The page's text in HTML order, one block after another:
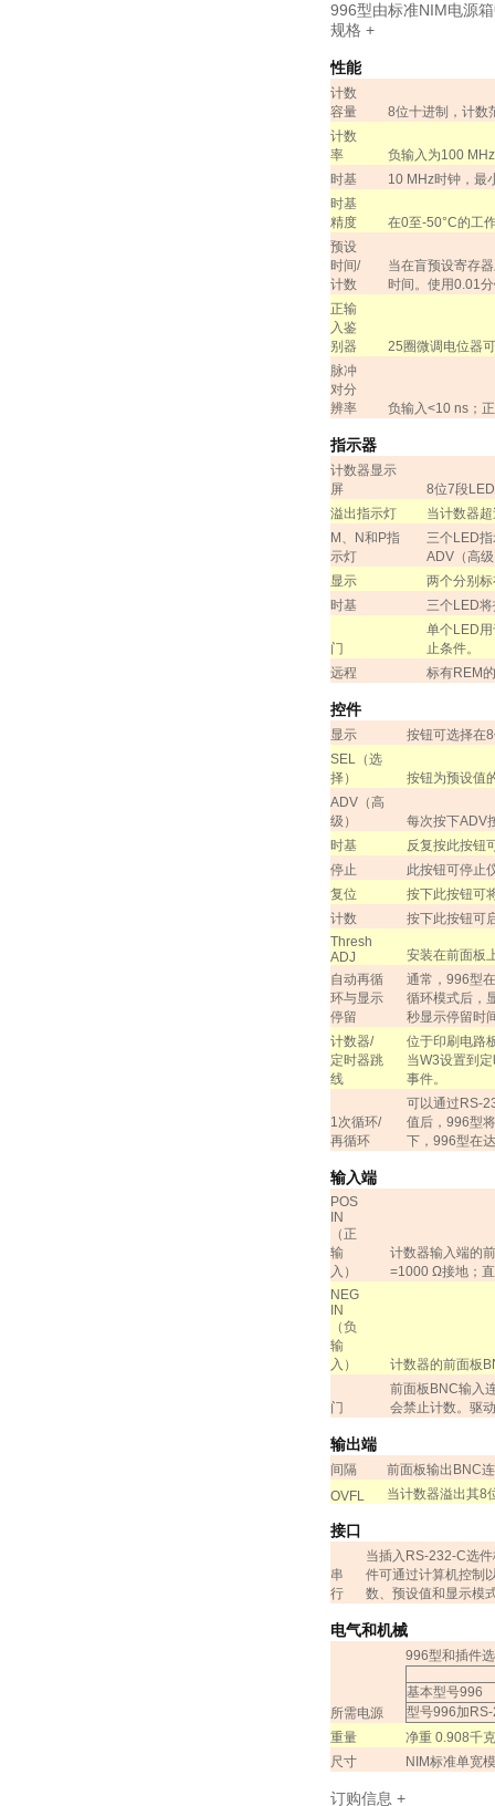
996型由标准NIM电源
规格 +
性能
计数
容量
8位十进制，计数
计数
率
负输入为100 MHz
时基
10 MHz时钟，最
时基
精度
在0至-50°C的工
预设
时间/
计数
当在盲预设寄存
时间。使用0.01
正输
入鉴
别器
25 圈微调电位器
脉冲
对分
辨率
负输入<10 ns ；
指示器
计数器显示
屏
8位7段LED
溢出指示灯
当计数器
M 、 N和 P指
示灯
三个 LED
ADV （高
显示
两个分别
时基
三个 LED
门
单个 LED
止条件。
远程
标有REM
控件
显示 按钮可选择在8
SEL （选
择）
按钮为预设值
ADV （高
级）
每次按下ADV
时基
反复按此按钮
停止
此按钮可停止
复位
按下此按钮可
计数
按下此按钮可
Thresh
ADJ
安装在前面板
自动再循
环与显示
停留
通常， 996型
循环模式后，
秒显示停留时
计数器/
定时器跳
线
位于印刷电路
当W3设置到
事件。
1次循环/
再循环
可以通过 RS-
值后， 996型
下， 996型在
输入端
POS
IN
（正
输
入 ）
计数器输入端的
=1000 Ω接地；
NEG
IN
（负
输
入 ） 计数器的前面板
门
前面板 BNC输入
会禁止计数。驱
输出端
间隔 前面板输出 BNC
OVFL
当计数器溢出其8
接口
串
行
当插入 RS-232-C选
件可通过计算机控制
数、预设值和显示模
电气和机械
所需电源
996型和插件
基本型号996
型号996加
重量
净重 0.908千
尺寸
NIM标准单宽
订购信息 +